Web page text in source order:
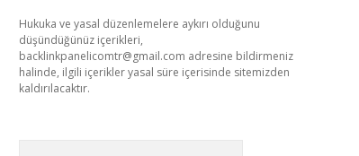
Hukuka ve yasal düzenlemelere aykırı olduğunu
düşündüğünüz içerikleri,
backlinkpanelicomtr@gmail.com adresine bildirmeniz
halinde, ilgili içerikler yasal süre içerisinde sitemizden
kaldırılacaktır.